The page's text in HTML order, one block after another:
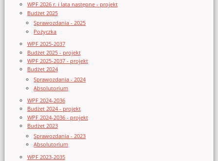
WPF 2026 r. i lata następne - projekt
Budżet 2025
Sprawozdania - 2025
Pożyczka
WPF 2025-2037
Budżet 2025 - projekt
WPF 2025-2037 - projekt
Budżet 2024
Sprawozdania - 2024
Absolutorium
WPF 2024-2036
Budżet 2024 - projekt
WPF 2024-2036 - projekt
Budżet 2023
Sprawozdania - 2023
Absolutorium
WPF 2023-2035